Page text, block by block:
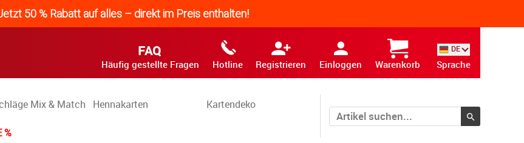
50 % Rabatt auf alles – direkt im Preis enthalten!
FAQ
Häufig gestellte Fragen Hotline Registrieren Einloggen Warenkorb
DE
Sprache
Mix & Match Hennakarten Kartendeko
%